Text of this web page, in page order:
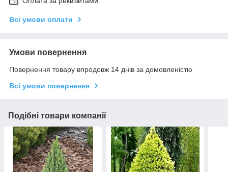
Всі умови оплати
Умови повернення
Повернення товару впродовж 14 днів за домовленістю
Всі умови повернення
Подібні товари компанії